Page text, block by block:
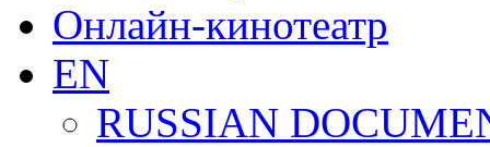
Онлайн-кинотеатр
EN
RUSSIAN